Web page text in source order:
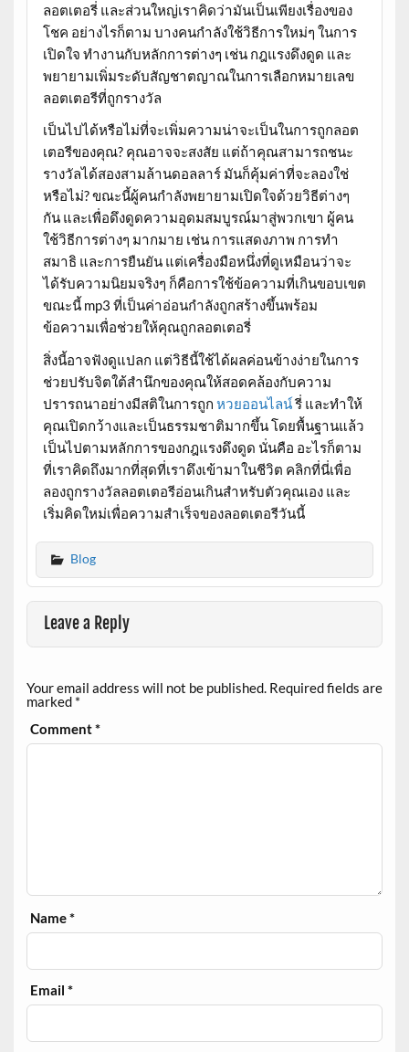
ลอตเตอรี่ และส่วนใหญ่เราคิดว่ามันเป็นเพียงเรื่องของ
โชค อย่างไรก็ตาม บางคนกำลังใช้วิธีการใหม่ๆ ในการ
เปิดใจ ทำงานกับหลักการต่างๆ เช่น กฎแรงดึงดูด และ
พยายามเพิ่มระดับสัญชาตญาณในการเลือกหมายเลข
ลอตเตอรีที่ถูกรางวัล
เป็นไปได้หรือไม่ที่จะเพิ่มความน่าจะเป็นในการถูกลอต
เตอรีของคุณ? คุณอาจจะสงสัย แต่ถ้าคุณสามารถชนะ
รางวัลได้สองสามล้านดอลลาร์ มันก็คุ้มค่าที่จะลองใช่
หรือไม่? ขณะนี้ผู้คนกำลังพยายามเปิดใจด้วยวิธีต่างๆ
กัน และเพื่อดึงดูดความอุดมสมบูรณ์มาสู่พวกเขา ผู้คน
ใช้วิธีการต่างๆ มากมาย เช่น การแสดงภาพ การทำ
สมาธิ และการยืนยัน แต่เครื่องมือหนึ่งที่ดูเหมือนว่าจะ
ได้รับความนิยมจริงๆ ก็คือการใช้ข้อความที่เกินขอบเขต
ขณะนี้ mp3 ที่เป็นค่าอ่อนกำลังถูกสร้างขึ้นพร้อม
ข้อความเพื่อช่วยให้คุณถูกลอตเตอรี่
สิ่งนี้อาจฟังดูแปลก แต่วิธีนี้ใช้ได้ผลค่อนข้างง่ายในการ
ช่วยปรับจิตใต้สำนึกของคุณให้สอดคล้องกับความ
ปรารถนาอย่างมีสติในการถูก หวยออนไลน์รี่ และทำให้
คุณเปิดกว้างและเป็นธรรมชาติมากขึ้น โดยพื้นฐานแล้ว
เป็นไปตามหลักการของกฎแรงดึงดูด นั่นคือ อะไรก็ตาม
ที่เราคิดถึงมากที่สุดที่เราดึงเข้ามาในชีวิต คลิกที่นี่เพื่อ
ลองถูกรางวัลลอตเตอรีอ่อนเกินสำหรับตัวคุณเอง และ
เริ่มคิดใหม่เพื่อความสำเร็จของลอตเตอรีวันนี้
Blog
Leave a Reply
Your email address will not be published. Required fields are
marked *
Comment*
Name*
Email*